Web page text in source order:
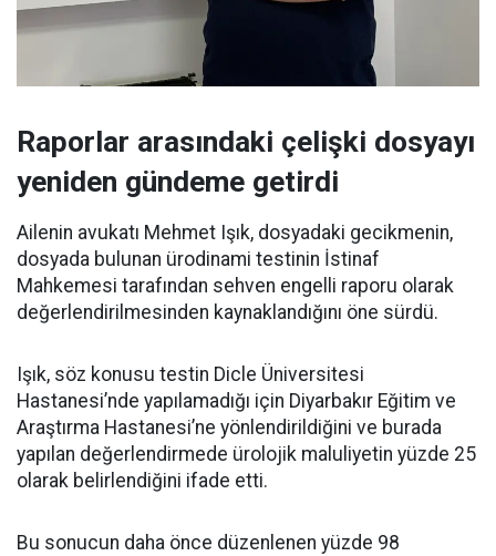
Raporlar arasındaki çelişki dosyayı
yeniden gündeme getirdi
Ailenin avukatı Mehmet Işık, dosyadaki gecikmenin,
dosyada bulunan ürodinami testinin İstinaf
Mahkemesi tarafından sehven engelli raporu olarak
değerlendirilmesinden kaynaklandığını öne sürdü.
Işık, söz konusu testin Dicle Üniversitesi
Hastanesi’nde yapılamadığı için Diyarbakır Eğitim ve
Araştırma Hastanesi’ne yönlendirildiğini ve burada
yapılan değerlendirmede ürolojik maluliyetin yüzde 25
olarak belirlendiğini ifade etti.
Bu sonucun daha önce düzenlenen yüzde 98